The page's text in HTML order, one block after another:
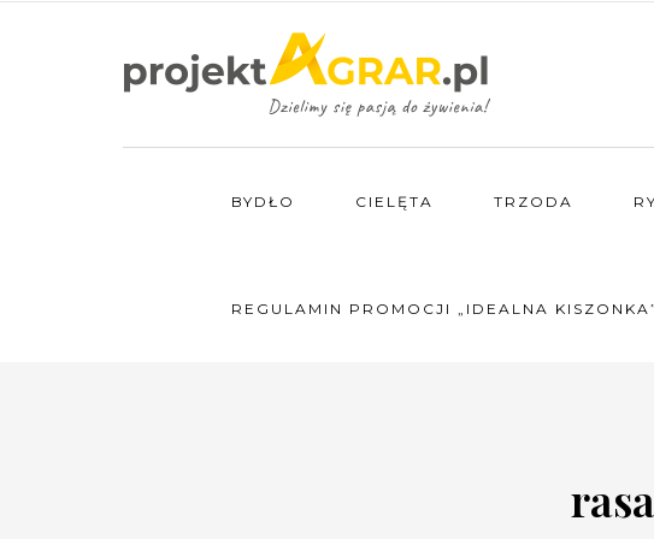
BYDŁO CIELĘTA TRZODA
REGULAMIN PROMOCJI „IDEALNA KISZONKA”